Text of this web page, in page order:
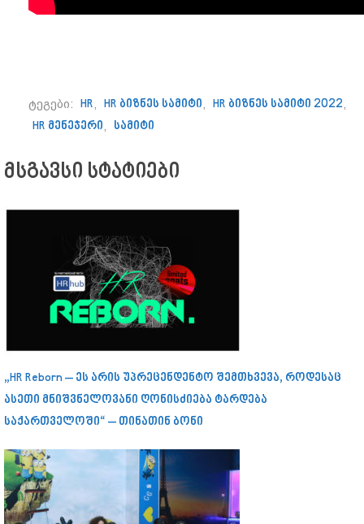
ტეგები: HR, HR ბიზნეს სამიტი, HR ბიზნეს სამიტი 2022,
HR მენეჯერი, სამიტი
მსგავსი სტატიები
„HR Reborn – ეს არის უპრეცენდენტო შემთხვევა, როდესაც
ასეთი მნიშვნელოვანი ღონისძიება ტარდება
საქართველოში“ – თინათინ ბონი